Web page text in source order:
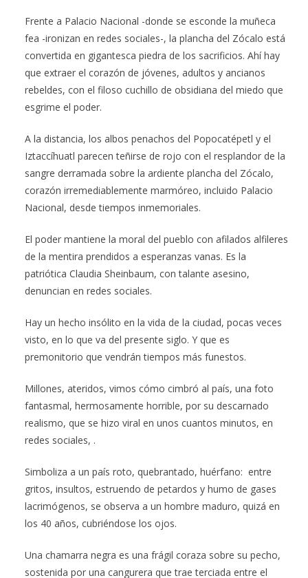
Frente a Palacio Nacional -donde se esconde la muñeca
fea -ironizan en redes sociales-, la plancha del Zócalo está
convertida en gigantesca piedra de los sacrificios. Ahí hay
que extraer el corazón de jóvenes, adultos y ancianos
rebeldes, con el filoso cuchillo de obsidiana del miedo que
esgrime el poder.
A la distancia, los albos penachos del Popocatépetl y el
Iztaccíhuatl parecen teñirse de rojo con el resplandor de la
sangre derramada sobre la ardiente plancha del Zócalo,
corazón irremediablemente marmóreo, incluido Palacio
Nacional, desde tiempos inmemoriales.
El poder mantiene la moral del pueblo con afilados alfileres
de la mentira prendidos a esperanzas vanas. Es la
patriótica Claudia Sheinbaum, con talante asesino,
denuncian en redes sociales.
Hay un hecho insólito en la vida de la ciudad, pocas veces
visto, en lo que va del presente siglo. Y que es
premonitorio que vendrán tiempos más funestos.
Millones, ateridos, vimos cómo cimbró al país, una foto
fantasmal, hermosamente horrible, por su descarnado
realismo, que se hizo viral en unos cuantos minutos, en
redes sociales, .
Simboliza a un país roto, quebrantado, huérfano: entre
gritos, insultos, estruendo de petardos y humo de gases
lacrimógenos, se observa a un hombre maduro, quizá en
los 40 años, cubriéndose los ojos.
Una chamarra negra es una frágil coraza sobre su pecho,
sostenida por una cangurera que trae terciada entre el